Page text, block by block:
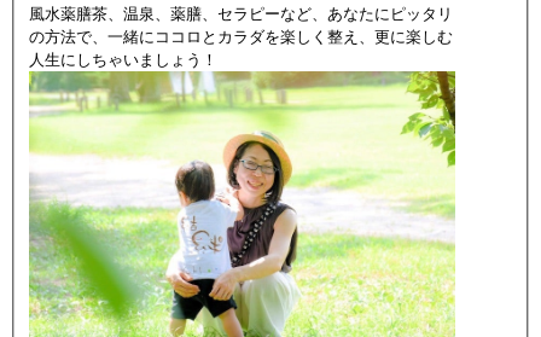
風水薬膳茶、温泉、薬膳、セラピーなど、あなたにピッタリ
の方法で、一緒にココロとカラダを楽しく整え、更に楽しむ
人生にしちゃいましょう！